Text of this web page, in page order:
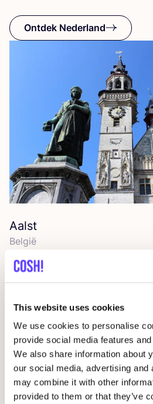
This website uses cookies
We use cookies to personalise
provide social media features
We also share information about
our social media, advertising and
may combine it with other
provided to them or that they’ve
Ontdek Nederland
Aalst
Bel­gië